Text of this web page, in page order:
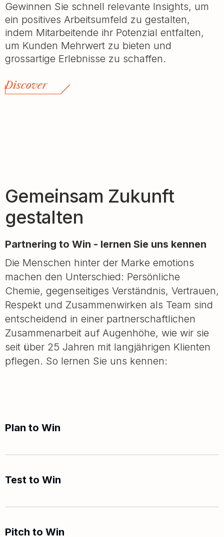
Gewinnen Sie schnell relevante Insights, um
ein positives Arbeitsumfeld zu gestalten,
indem Mitarbeitende ihr Potenzial entfalten,
um Kunden Mehrwert zu bieten und
grossartige Erlebnisse zu schaffen.
Discover
Gemeinsam Zukunft
gestalten
Partnering to Win - lernen Sie uns kennen
Die Menschen hinter der Marke emotions
machen den Unterschied: Persönliche
Chemie, gegenseitiges Verständnis, Vertrauen,
Respekt und Zusammenwirken als Team sind
entscheidend in einer partnerschaftlichen
Zusammenarbeit auf Augenhöhe, wie wir sie
seit über 25 Jahren mit langjährigen Klienten
pflegen. So lernen Sie uns kennen:
Plan to Win
die definierten Ziele und Resultate zu
Präsentation und Diskussion erfahren Sie viel
Test to Win
Vorprojekts oder bezahlten Auftrags lernen Sie
Pitch to Win